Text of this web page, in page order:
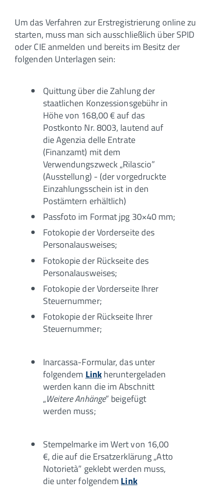
Um das Verfahren zur Erstregistrierung online zu
starten, muss man sich ausschließlich über SPID
oder CIE anmelden und bereits im Besitz der
folgenden Unterlagen sein:
Quittung über die Zahlung der
staatlichen Konzessionsgebühr in
Höhe von 168,00 € auf das
Postkonto Nr. 8003, lautend auf
die Agenzia delle Entrate
(Finanzamt) mit dem
Verwendungszweck „Rilascio”
(Ausstellung) - (der vorgedruckte
Einzahlungsschein ist in den
Postämtern erhältlich)
Passfoto im Format jpg 30×40 mm;
Fotokopie der Vorderseite des
Personalausweises;
Fotokopie der Rückseite des
Personalausweises;
Fotokopie der Vorderseite Ihrer
Steuernummer;
Fotokopie der Rückseite Ihrer
Steuernummer;
Inarcassa-Formular, das unter
folgendem Linkheruntergeladen
werden kann die im Abschnitt
„Weitere Anhänge” beigefügt
werden muss;
Stempelmarke im Wert von 16,00
€, die auf die Ersatzerklärung „Atto
Notorietà” geklebt werden muss,
die unter folgendem Link